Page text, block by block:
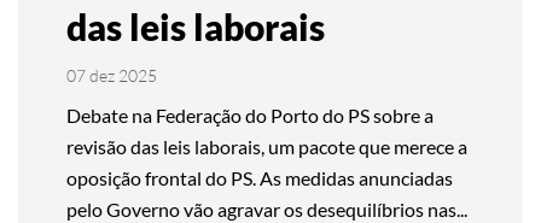
das leis laborais
07 dez 2025
Debate na Federação do Porto do PS sobre a
revisão das leis laborais, um pacote que merece a
oposição frontal do PS. As medidas anunciadas
pelo Governo vão agravar os desequilíbrios nas...